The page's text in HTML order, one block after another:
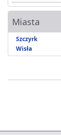
Miasta
Szczyrk
Wisła